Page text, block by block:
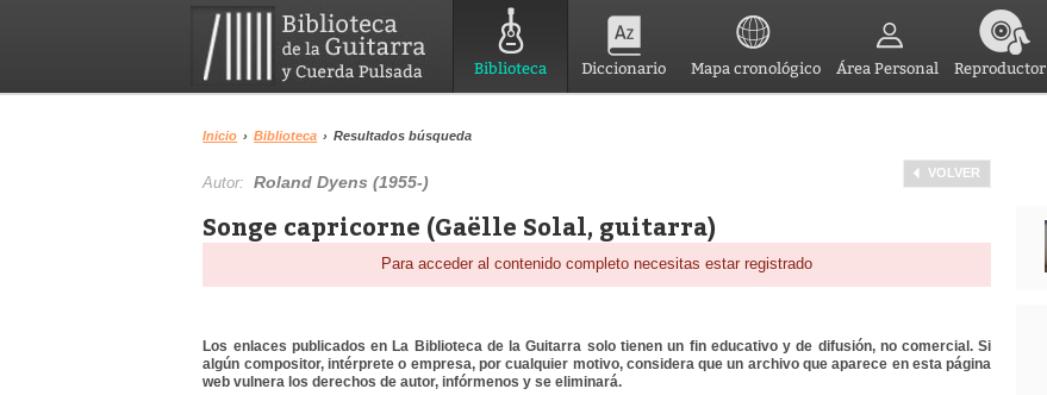
Biblioteca Diccionario Mapa cronológico Área Personal Reproductor
Inicio › Biblioteca › Resultados búsqueda
VOLVER
Autor:Roland Dyens (1955-)
Songe capricorne (Gaëlle Solal, guitarra)
Para acceder al contenido completo necesitas estar registrado
Los enlaces publicados en La Biblioteca de la Guitarra solo tienen un fin educativo y de difusión, no comercial. Si
algún compositor, intérprete o empresa, por cualquier motivo, considera que un archivo que aparece en esta página
web vulnera los derechos de autor, infórmenos y se eliminará.